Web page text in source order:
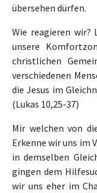
übersehen dürfen.
Wie reagieren wir?
unsere
christlichen
verschiedenen
die Jesus im
(Lukas 10,25-37)
Mir welchen von
Erkenne wir uns im
in demselben
gingen dem
wir uns eher im